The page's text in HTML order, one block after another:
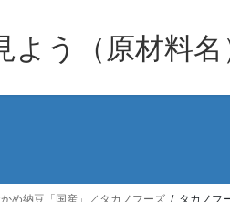
よう（原材料
め納豆「国産」／タカノフーズ タカノフ